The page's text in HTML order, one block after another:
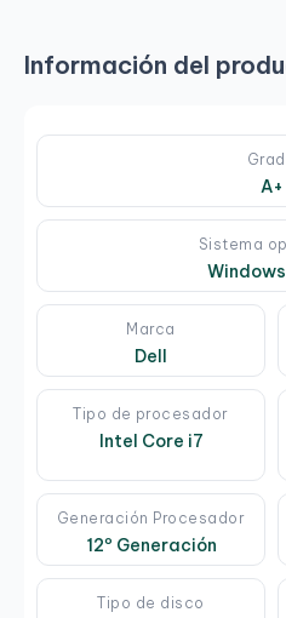
Información del
A+
Sistema
Windows
Marca
Dell
Tipo de procesador
Intel Core i7
Generación Procesador
12º Generación
Tipo de disco